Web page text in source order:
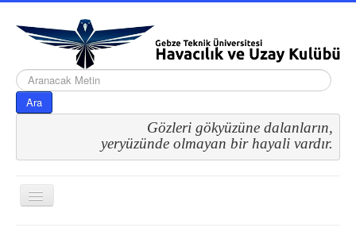
arama...
Ara
Gözleri gökyüzüne dalanların,
yeryüzünde olmayan bir hayali vardır.
Gezinme
geçişini